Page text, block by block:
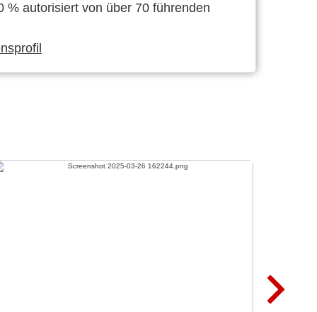
% autorisiert von über 70 führenden